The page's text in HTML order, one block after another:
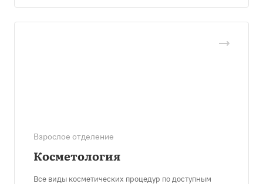
Взрослое отделение
Косметология
Все виды косметических процедур по доступным